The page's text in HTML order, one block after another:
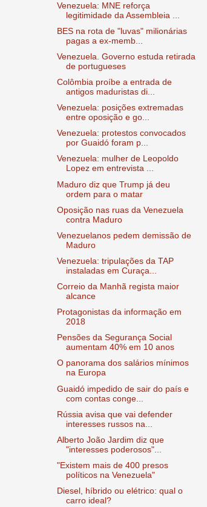
Venezuela: MNE reforça
legitimidade da Assembleia ...
BES na rota de "luvas" milionárias
pagas a ex-memb...
Venezuela. Governo estuda retirada
de portugueses
Colômbia proíbe a entrada de
antigos maduristas di...
Venezuela: posições extremadas
entre oposição e go...
Venezuela: protestos convocados
por Guaidó foram p...
Venezuela: mulher de Leopoldo
Lopez em entrevista ...
Maduro diz que Trump já deu
ordem para o matar
Oposição nas ruas da Venezuela
contra Maduro
Venezuelanos pedem demissão de
Maduro
Venezuela: tripulações da TAP
instaladas em Curaça...
Correio da Manhã regista maior
alcance
Protagonistas da informação em
2018
Pensões da Segurança Social
aumentam 40% em 10 anos
O panorama dos salários mínimos
na Europa
Guaidó impedido de sair do país e
com contas conge...
Rússia avisa que vai defender
interesses russos na...
Alberto João Jardim diz que
"interesses poderosos"...
"Existem mais de 400 presos
políticos na Venezuela"
Diesel, híbrido ou elétrico: qual o
carro ideal?